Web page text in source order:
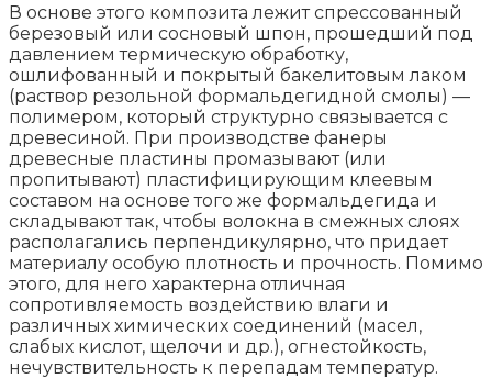
В основе этого композита лежит спрессованный
березовый или сосновый шпон, прошедший под
давлением термическую обработку,
ошлифованный и покрытый бакелитовым лаком
(раствор резольной формальдегидной смолы) —
полимером, который структурно связывается с
древесиной. При производстве фанеры
древесные пластины промазывают (или
пропитывают) пластифицирующим клеевым
составом на основе того же формальдегида и
складывают так, чтобы волокна в смежных слоях
располагались перпендикулярно, что придает
материалу особую плотность и прочность. Помимо
этого, для него характерна отличная
сопротивляемость воздействию влаги и
различных химических соединений (масел,
слабых кислот, щелочи и др.), огнестойкость,
нечувствительность к перепадам температур.